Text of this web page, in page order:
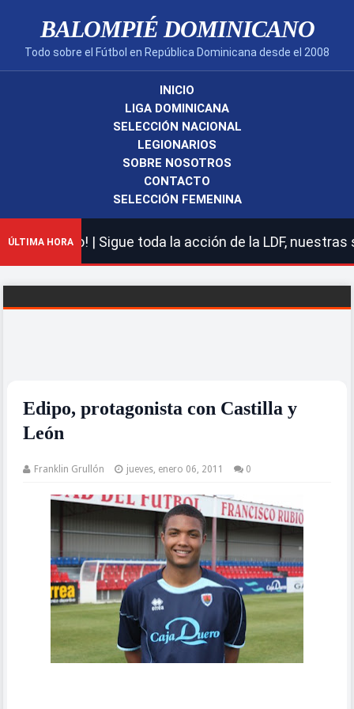
BALOMPIÉ DOMINICANO
Todo sobre el Fútbol en República Dominicana desde el 2008
INICIO
LIGA DOMINICANA
SELECCIÓN NACIONAL
LEGIONARIOS
SOBRE NOSOTROS
CONTACTO
SELECCIÓN FEMENINA
ÚLTIMA HORA| Sigue toda la acción de la LDF, nuestras
Edipo, protagonista con Castilla y
León
Franklin Grullón jueves, enero 06, 2011 0